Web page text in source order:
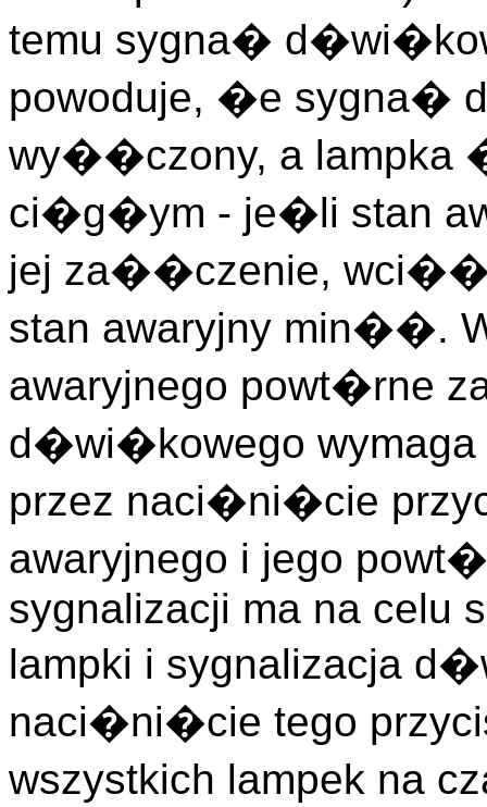
temu sygna�
powoduje, �e sygna�
wy��czony, a
ci�g�ym - je�li stan
jej za��czenie,
stan awaryjny min��.
awaryjnego powt�rne
d�wi�kowego
przez naci�ni�cie
awaryjnego i jego
sygnalizacji ma na celu
lampki i sygnalizacja
naci�ni�cie tego
wszystkich lampek na